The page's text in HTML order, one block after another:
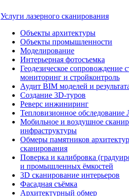
Услуги лазерного сканирования
Объекты архитектуры
Объекты промышленности
Моделирование
Интерьерная фотосъемка
Геодезическое сопровождение
мониторинг и стройконтроль
Аудит BIM моделей и
Создание 3D-туров
Реверс инжиниринг
Тепловизионное
Мобильное и воздушное
инфраструктуры
Обмеры памятников
сканирования
Поверка и калибровка
и промышленных ёмкостей
3D сканирование интерьеров
Фасадная съёмка
Архитектурный обмер